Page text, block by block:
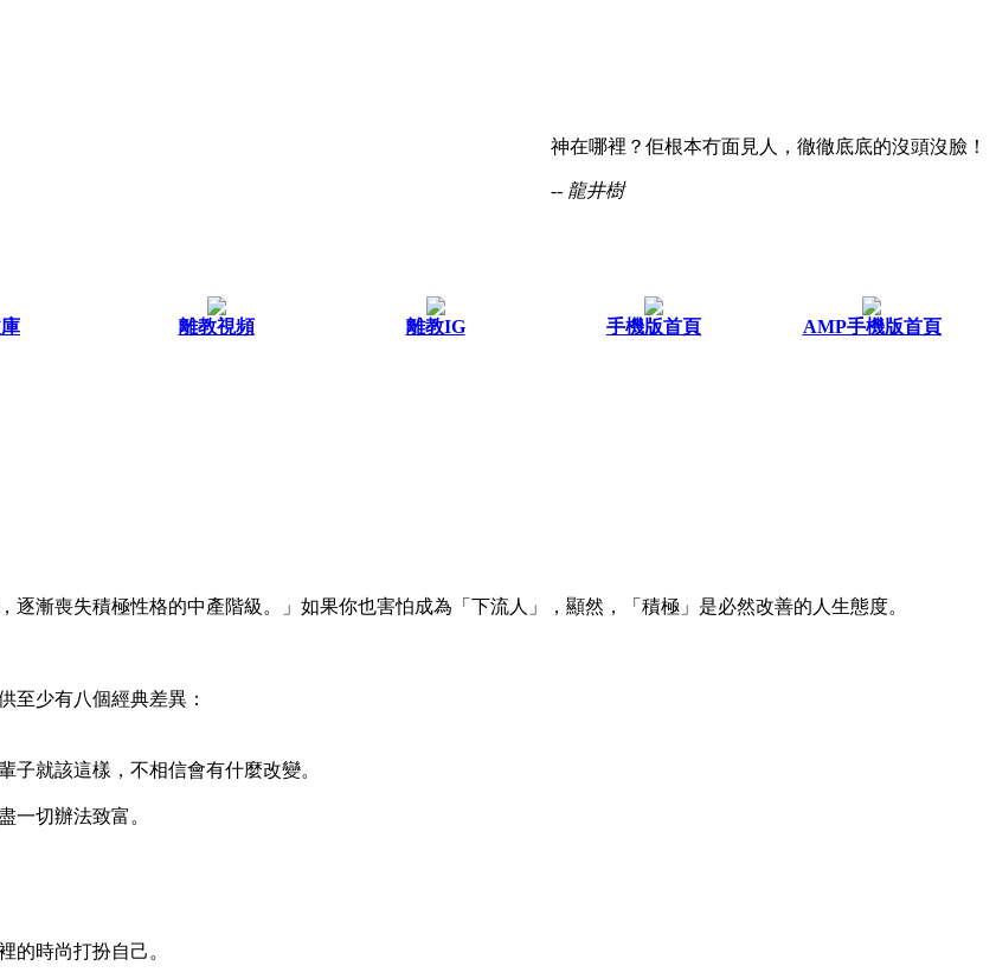
神在哪裡？佢根本冇面見人，徹徹底底的沒頭沒臉！
-- 龍井樹
離教視頻 離教IG 手機版首頁 AMP手機版首頁
逐漸喪失積極性格的中產階級。」如果你也害怕成為「下流人」，顯然，「積極」是必然改善的人生態度。
至少有八個經典差異：
就該這樣，不相信會有什麼改變。
一切辦法致富。
的時尚打扮自己。